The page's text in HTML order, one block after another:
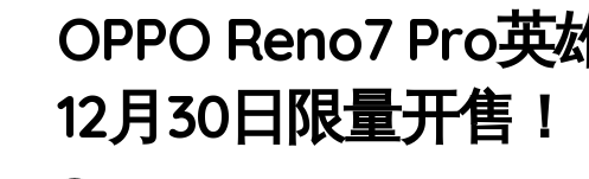
荣耀WIN资讯秒达，手机管家助力小众党智享先
OPPO Reno7 Pro英
12月30日限量开售！